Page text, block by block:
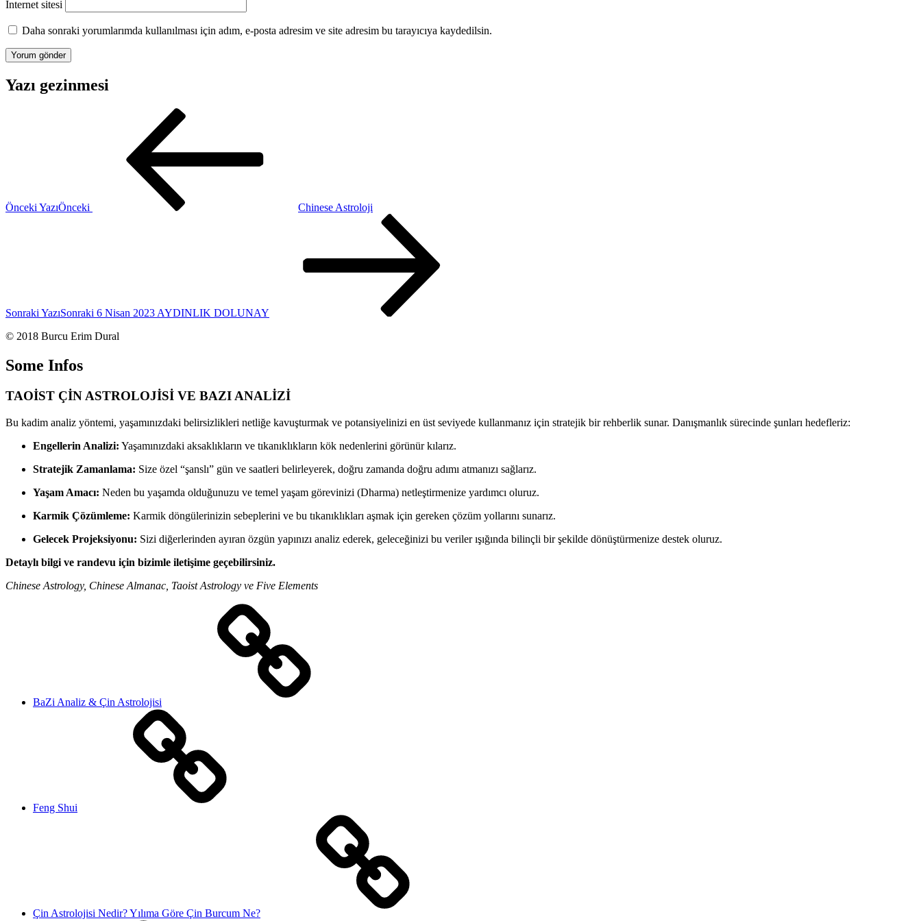
İnternet sitesi
Daha sonraki yorumlarımda kullanılması için adım, e-posta adresim ve site adresim bu tarayıcıya kaydedilsin.
Yazı gezinmesi
Önceki YazıÖnceki Chinese Astroloji
Sonraki YazıSonraki 6 Nisan 2023 AYDINLIK DOLUNAY
© 2018 Burcu Erim Dural
Some Infos
TAOİST ÇİN ASTROLOJİSİ VE BAZI ANALİZİ
Bu kadim analiz yöntemi, yaşamınızdaki belirsizlikleri netliğe kavuşturmak ve potansiyelinizi en üst seviyede kullanmanız için stratejik bir rehberlik sunar. Danışmanlık sürecinde şunları hedefleriz:
Engellerin Analizi: Yaşamınızdaki aksaklıkların ve tıkanıklıkların kök nedenlerini görünür kılarız.
Stratejik Zamanlama: Size özel “şanslı” gün ve saatleri belirleyerek, doğru zamanda doğru adımı atmanızı sağlarız.
Yaşam Amacı: Neden bu yaşamda olduğunuzu ve temel yaşam görevinizi (Dharma) netleştirmenize yardımcı oluruz.
Karmik Çözümleme: Karmik döngülerinizin sebeplerini ve bu tıkanıklıkları aşmak için gereken çözüm yollarını sunarız.
Gelecek Projeksiyonu: Sizi diğerlerinden ayıran özgün yapınızı analiz ederek, geleceğinizi bu veriler ışığında bilinçli bir şekilde dönüştürmenize destek oluruz.
Detaylı bilgi ve randevu için bizimle iletişime geçebilirsiniz.
Chinese Astrology, Chinese Almanac, Taoist Astrology ve Five Elements
BaZi Analiz & Çin Astrolojisi
Feng Shui
Çin Astrolojisi Nedir? Yılıma Göre Çin Burcum Ne?